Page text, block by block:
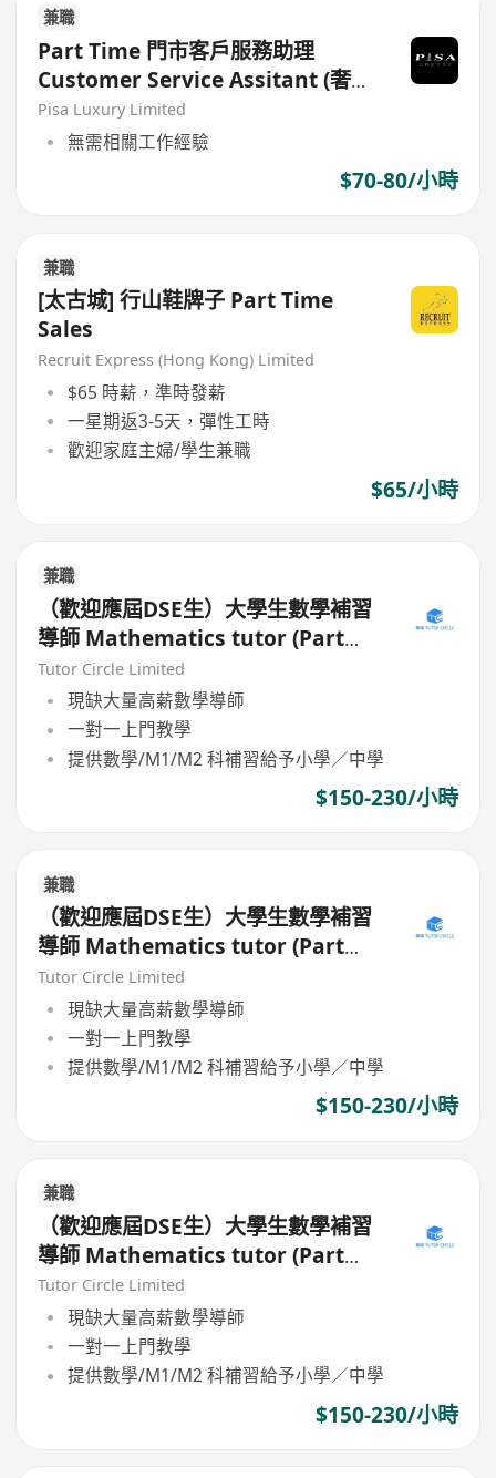
兼職
Part Time 門市客戶服務助理
Customer Service Assitant (奢侈
品牌零售店)
Pisa Luxury Limited
無需相關工作經驗
$70-80/小時
兼職
[太古城] 行山鞋牌子 Part Time
Sales
Recruit Express (Hong Kong) Limited
$65 時薪，準時發薪
一星期返3-5天，彈性工時
歡迎家庭主婦/學生兼職
$65/小時
兼職
（歡迎應屆DSE生）大學生數學補習
導師 Mathematics tutor (Part
Time)
Tutor Circle Limited
現缺大量高薪數學導師
一對一上門教學
提供數學/M1/M2 科補習給予小學／中學
$150-230/小時
兼職
（歡迎應屆DSE生）大學生數學補習
導師 Mathematics tutor (Part
Time)
Tutor Circle Limited
現缺大量高薪數學導師
一對一上門教學
提供數學/M1/M2 科補習給予小學／中學
$150-230/小時
兼職
（歡迎應屆DSE生）大學生數學補習
導師 Mathematics tutor (Part
Time)
Tutor Circle Limited
現缺大量高薪數學導師
一對一上門教學
提供數學/M1/M2 科補習給予小學／中學
$150-230/小時